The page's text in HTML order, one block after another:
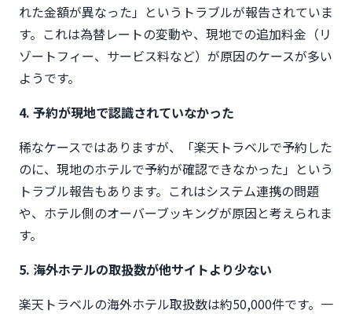
れた金額が異なった」というトラブルが報告されていま
す。これは為替レートの変動や、現地での追加料金（リ
ゾートフィー、サービス料など）が原因のケースが多い
ようです。
4. 予約が現地で認識されていなかった
稀なケースではありますが、「楽天トラベルで予約した
のに、現地のホテルで予約が確認できなかった」という
トラブル報告もあります。これはシステム連携の問題
や、ホテル側のオーバーブッキングが原因と考えられま
す。
5. 海外ホテルの取扱数が他サイトより少ない
楽天トラベルの海外ホテル取扱数は約50,000件です。一